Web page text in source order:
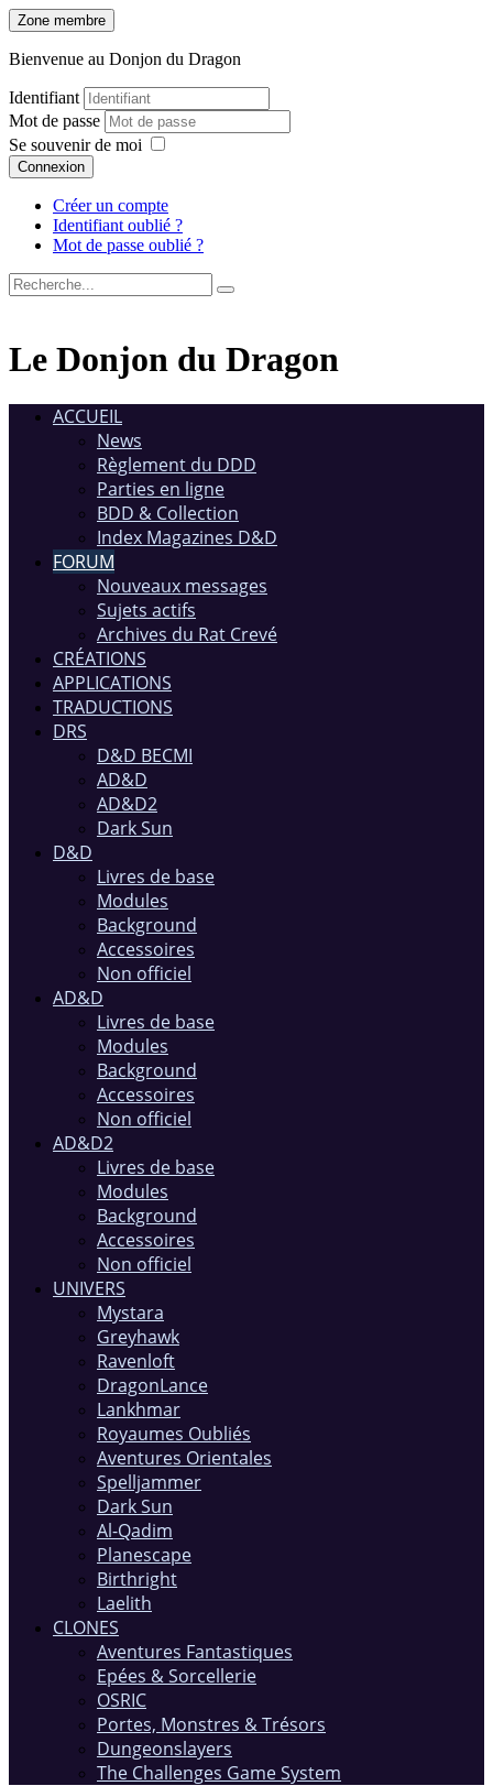
Zone membre
Bienvenue au Donjon du Dragon
Identifiant
Mot de passe
Se souvenir de moi
Connexion
Créer un compte
Identifiant oublié ?
Mot de passe oublié ?
Le Donjon du Dragon
ACCUEIL
News
Règlement du DDD
Parties en ligne
BDD & Collection
Index Magazines D&D
FORUM
Nouveaux messages
Sujets actifs
Archives du Rat Crevé
CRÉATIONS
APPLICATIONS
TRADUCTIONS
DRS
D&D BECMI
AD&D
AD&D2
Dark Sun
D&D
Livres de base
Modules
Background
Accessoires
Non officiel
AD&D
Livres de base
Modules
Background
Accessoires
Non officiel
AD&D2
Livres de base
Modules
Background
Accessoires
Non officiel
UNIVERS
Mystara
Greyhawk
Ravenloft
DragonLance
Lankhmar
Royaumes Oubliés
Aventures Orientales
Spelljammer
Dark Sun
Al-Qadim
Planescape
Birthright
Laelith
CLONES
Aventures Fantastiques
Epées & Sorcellerie
OSRIC
Portes, Monstres & Trésors
Dungeonslayers
The Challenges Game System